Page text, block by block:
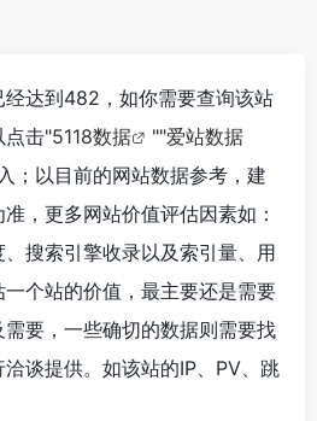
达到482，如你需要查询该站
点击"5118数据 ""爱站数据
；以目前的网站数据参考，建
，更多网站价值评估因素如：
搜索引擎收录以及索引量、用
个站的价值，最主要还是需要
要，一些确切的数据则需要找
谈提供。如该站的IP、PV、跳